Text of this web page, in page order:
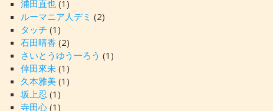
浦田直也 (1)
ルーマニア人デミ (2)
タッチ (1)
石田晴香 (2)
さいとうゆう一ろう (1)
倖田來未 (1)
久本雅美 (1)
坂上忍 (1)
寺田心 (1)